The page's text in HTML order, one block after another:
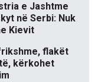
e Jashtme
në Serbi: Nuk
Kievit
flakët
kërkohet